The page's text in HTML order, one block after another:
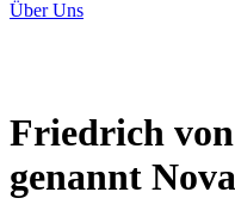
Über Uns
Friedrich
genannt